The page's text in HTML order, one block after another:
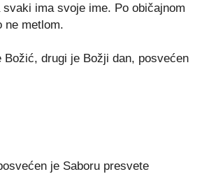
ima svoje ime. Po običajnom
ne metlom.
drugi je Božji dan, posvećen
je Saboru presvete